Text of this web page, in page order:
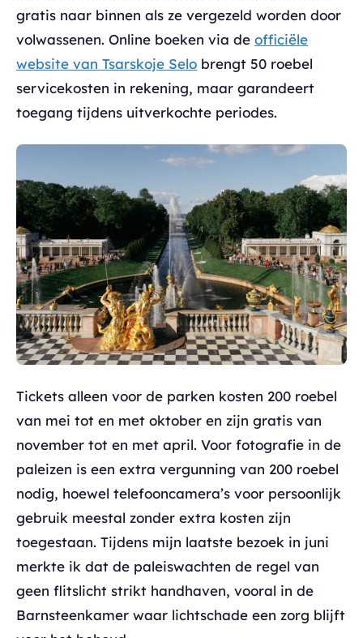
gratis naar binnen als ze vergezeld worden door
volwassenen. Online boeken via de officiële
website van Tsarskoje Selo brengt 50 roebel
servicekosten in rekening, maar garandeert
toegang tijdens uitverkochte periodes.
Tickets alleen voor de parken kosten 200 roebel
van mei tot en met oktober en zijn gratis van
november tot en met april. Voor fotografie in de
paleizen is een extra vergunning van 200 roebel
nodig, hoewel telefooncamera’s voor persoonlijk
gebruik meestal zonder extra kosten zijn
toegestaan. Tijdens mijn laatste bezoek in juni
merkte ik dat de paleiswachten de regel van
geen flitslicht strikt handhaven, vooral in de
Barnsteenkamer waar lichtschade een zorg blijft